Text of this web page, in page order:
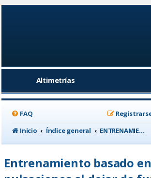
Altimetrías
FAQ
Inicio
Índice general ENTRENAMIENTO, medicina deportiva y nutrición
Entrenamiento basado